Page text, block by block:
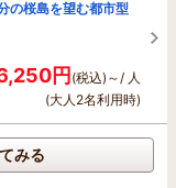
の桜島を望む都市型
円(税込)～/ 人
(大人2名利用時)
みる